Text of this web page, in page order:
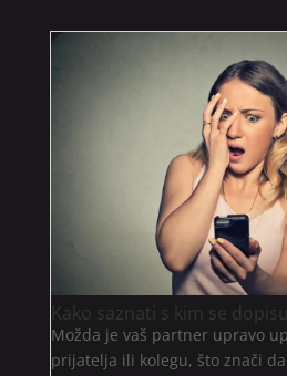
Kako saznati s kim se
Možda je vaš partner upravo
prijatelja ili kolegu, što znači